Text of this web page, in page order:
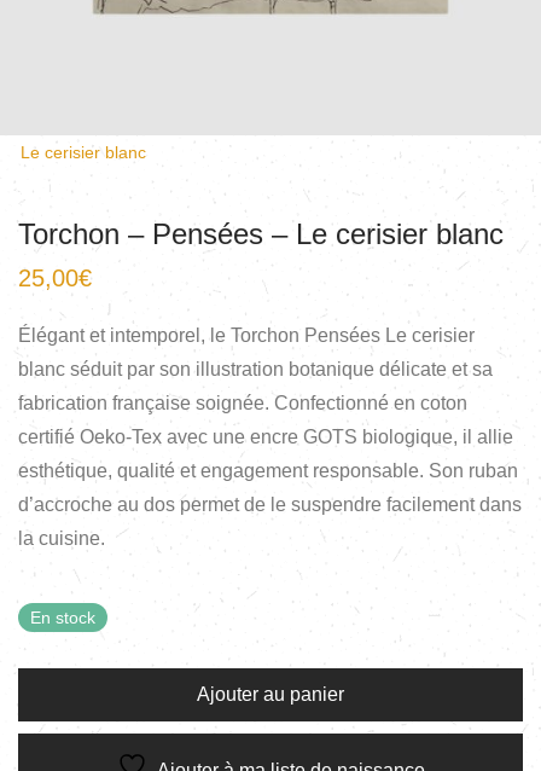
Le cerisier blanc
Torchon – Pensées – Le cerisier blanc
25,00€
Élégant et intemporel, le Torchon Pensées Le cerisier
blanc séduit par son illustration botanique délicate et sa
fabrication française soignée. Confectionné en coton
certifié Oeko-Tex avec une encre GOTS biologique, il allie
esthétique, qualité et engagement responsable. Son ruban
d’accroche au dos permet de le suspendre facilement dans
la cuisine.
En stock
Ajouter au panier